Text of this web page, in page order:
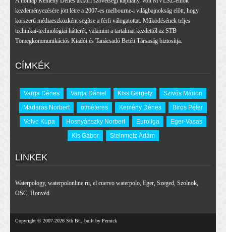
kezdeményezésére jött létre a 2007-es melbourne-i világbajnokság előtt, hogy
korszerű médiaeszközként segítse a férfi válogatottat. Működésének teljes
technikai-technológiai hátterét, valamint a tartalmat kezdettől az STB
Tömegkommunikációs Kiadói és Tanácsadó Betéti Társaság biztosítja.
CÍMKÉK
Varga Dénes Varga Dániel Kiss Gergely
Szivós Márton
Madaras Norbert
ötméteres Kemény Dénes
Biros Péter
Volvo Kupa
Hosnyánszky Norbert Euroliga
Eger-Vasas
Kis Gábor
Steinmetz Ádám
LINKEK
Waterpology, waterpolonline.ru, el cuervo waterpolo, Eger, Szeged, Szolnok,
OSC, Honvéd
Copyright © 2007-2026 Stb Bt., built by Pernick